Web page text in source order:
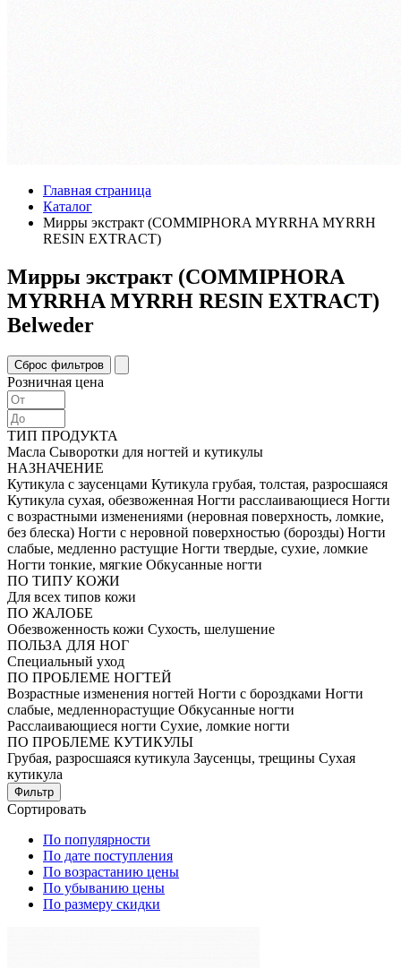
Главная страница
Каталог
Мирры экстракт (COMMIPHORA MYRRHA MYRRH
RESIN EXTRACT)
Мирры экстракт (COMMIPHORA
MYRRHA MYRRH RESIN EXTRACT)
Belweder
Розничная цена
ТИП ПРОДУКТА
Масла Сыворотки для ногтей и кутикулы
НАЗНАЧЕНИЕ
Кутикула c заусенцами Кутикула грубая, толстая, разросшаяся
Кутикула сухая, обезвоженная Ногти расслаивающиеся Ногти
с возрастными изменениями (неровная поверхность, ломкие,
без блеска) Ногти с неровной поверхностью (борозды) Ногти
слабые, медленно растущие Ногти твердые, сухие, ломкие
Ногти тонкие, мягкие Обкусанные ногти
ПО ТИПУ КОЖИ
Для всех типов кожи
ПО ЖАЛОБЕ
Обезвоженность кожи Сухость, шелушение
ПОЛЬЗА ДЛЯ НОГ
Специальный уход
ПО ПРОБЛЕМЕ НОГТЕЙ
Возрастные изменения ногтей Ногти с бороздками Ногти
слабые, медленнорастущие Обкусанные ногти
Расслаивающиеся ногти Сухие, ломкие ногти
ПО ПРОБЛЕМЕ КУТИКУЛЫ
Грубая, разросшаяся кутикула Заусенцы, трещины Сухая
кутикула
Фильтр
Сортировать
По популярности
По дате поступления
По возрастанию цены
По убыванию цены
По размеру скидки